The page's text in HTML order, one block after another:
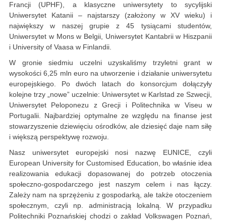
Francji (UPHF), a klasyczne uniwersytety to sycylijski
Uniwersytet Katanii – najstarszy (założony w XV wieku) i
największy w naszej grupie z 45 tysiącami studentów,
Uniwersytet w Mons w Belgii, Uniwersytet Kantabrii w Hiszpanii
i University of Vaasa w Finlandii.
W gronie siedmiu uczelni uzyskaliśmy trzyletni grant w
wysokości 6,25 mln euro na utworzenie i działanie uniwersytetu
europejskiego. Po dwóch latach do konsorcjum dołączyły
kolejne trzy „nowe” uczelnie: Uniwersytet w Karlstad ze Szwecji,
Uniwersytet Peloponezu z Grecji i Politechnika w Viseu w
Portugalii. Najbardziej optymalne ze względu na finanse jest
stowarzyszenie dziewięciu ośrodków, ale dziesięć daje nam siłę
i większą perspektywę rozwoju.
Nasz uniwersytet europejski nosi nazwę EUNICE, czyli
European University for Customised Education, bo właśnie idea
realizowania edukacji dopasowanej do potrzeb otoczenia
społeczno-gospodarczego jest naszym celem i nas łączy.
Zależy nam na sprzężeniu z gospodarką, ale także otoczeniem
społecznym, czyli np. administracją lokalną. W przypadku
Politechniki Poznańskiej chodzi o zakład Volkswagen Poznań,